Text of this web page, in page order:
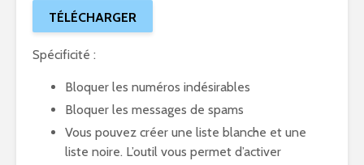
TÉLÉCHARGER
Spécificité :
Bloquer les numéros indésirables
Bloquer les messages de spams
Vous pouvez créer une liste blanche et une
liste noire. L’outil vous permet d’activer